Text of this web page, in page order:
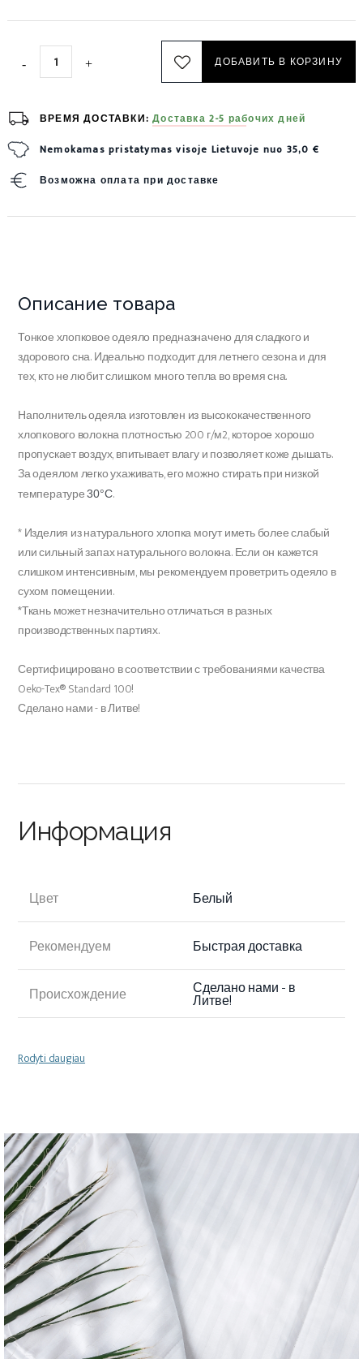
ДОБАВИТЬ В КОРЗИНУ
ВРЕМЯ ДОСТАВКИ:Доставка 2-5 рабочих дней
Nemokamas pristatymas visoje Lietuvoje nuo 35,0 €
Возможна оплата при доставке
Описание товара
Тонкое хлопковое одеяло предназначено для сладкого и
здорового сна. Идеально подходит для летнего сезона и для
тех, кто не любит слишком много тепла во время сна.
Наполнитель одеяла изготовлен из высококачественного
хлопкового волокна плотностью 200 г/м2, которое хорошо
пропускает воздух, впитывает влагу и позволяет коже дышать.
За одеялом легко ухаживать, его можно стирать при низкой
температуре30°C.
* Изделия из натурального хлопка могут иметь более слабый
или сильный запах натурального волокна. Если он кажется
слишком интенсивным, мы рекомендуем проветрить одеяло в
сухом помещении.
*Ткань может незначительно отличаться в разных
производственных партиях.
Сертифицировано в соответствии с требованиями качества
Oeko-Tex® Standard 100!
Сделано нами - в Литве!
Информация
Цвет Белый
Рекомендуем Быстрая доставка
Происхождение Сделано нами - в
Литве!
Rodyti daugiau